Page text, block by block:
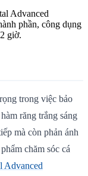
Advanced
phần, công dụng
giờ.
trong việc bảo
răng trắng sáng
mà còn phản ánh
chăm sóc cá
Advanced